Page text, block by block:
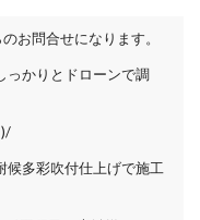
お問合せになります。
っかりとドローンで調
候多彩吹付仕上げで施工